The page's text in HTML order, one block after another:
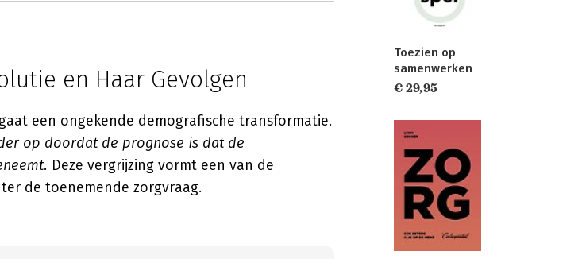
en Haar Gevolgen
een ongekende demografische transformatie.
op doordat de prognose is dat de
Deze vergrijzing vormt een van de
de toenemende zorgvraag.
Toezien op
samenwerken
€ 29,95